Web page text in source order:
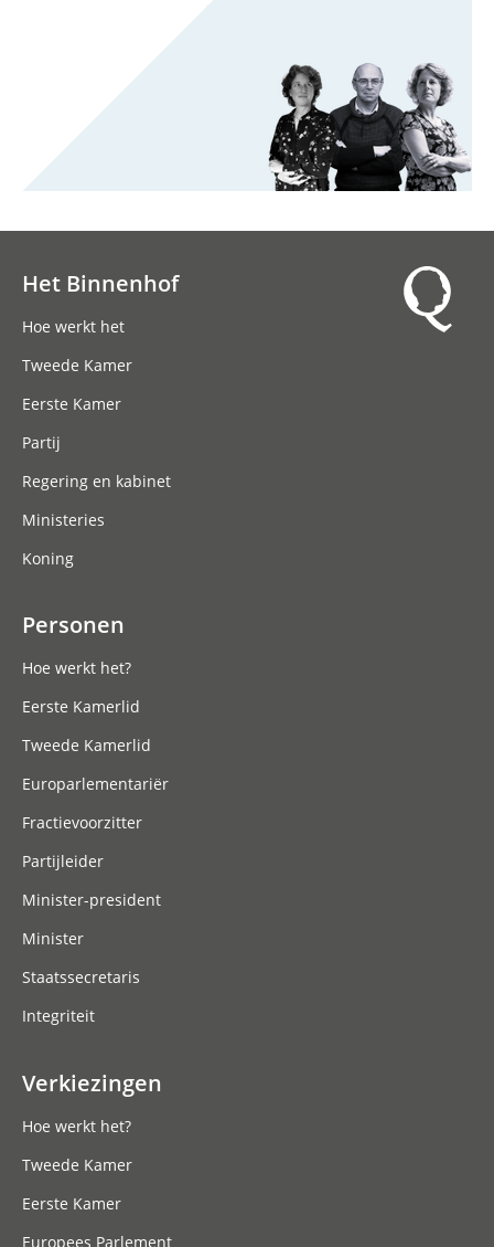
Het Binnenhof
Hoe werkt het
Tweede Kamer
Eerste Kamer
Partij
Regering en kabinet
Ministeries
Koning
Personen
Hoe werkt het?
Eerste Kamerlid
Tweede Kamerlid
Europarlementariër
Fractievoorzitter
Partijleider
Minister-president
Minister
Staatssecretaris
Integriteit
Verkiezingen
Hoe werkt het?
Tweede Kamer
Eerste Kamer
Europees Parlement